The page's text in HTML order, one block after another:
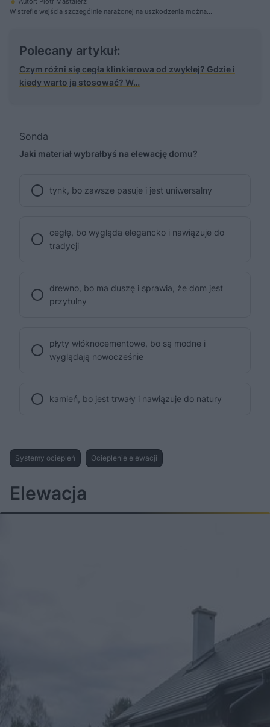
W strefie wejścia szczególnie narażonej na uszkodzenia można
Polecany artykuł:
Czym różni się cegła klinkierowa od zwykłej? Gdzie i
kiedy warto ją stosować? W…
Sonda
Jaki materiał wybrałbyś na elewację domu?
tynk, bo zawsze pasuje i jest uniwersalny
cegłę, bo wygląda elegancko i nawiązuje do
tradycji
drewno, bo ma duszę i sprawia, że dom jest
przytulny
płyty włóknocementowe, bo są modne i
wyglądają nowocześnie
kamień, bo jest trwały i nawiązuje do natury
Systemy ociepleń Ocieplenie elewacji
Elewacja